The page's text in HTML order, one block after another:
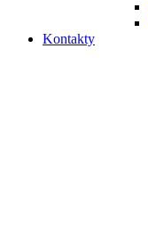
Kontakty